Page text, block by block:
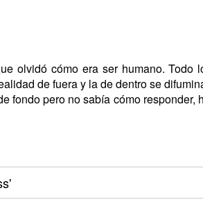
olvidó cómo era ser humano. Todo
de fuera y la de dentro se
fondo pero no sabía cómo responder,